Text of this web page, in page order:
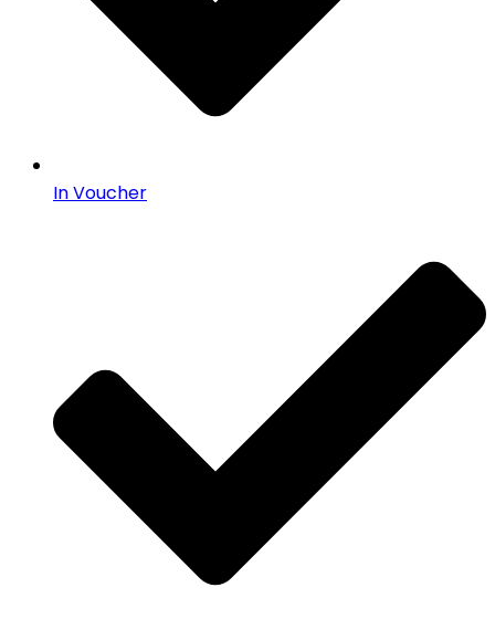
In Voucher